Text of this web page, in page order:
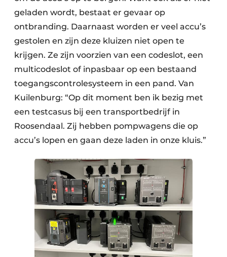
geladen wordt, bestaat er gevaar op
ontbranding. Daar­naast worden er veel accu’s
gestolen en zijn deze kluizen niet open te
krijgen. Ze zijn voor­zien van een codeslot, een
multi­codeslot of inpasbaar op een bestaand
toegangs­controle­systeem in een pand. Van
Kuilenburg: “Op dit moment ben ik bezig met
een testcasus bij een transportbedrijf in
Roosendaal. Zij hebben pomp­wagens die op
accu’s lopen en gaan deze laden in onze kluis.”